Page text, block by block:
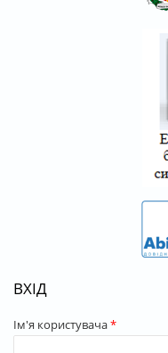
ВХІД
Ім'я користувача*